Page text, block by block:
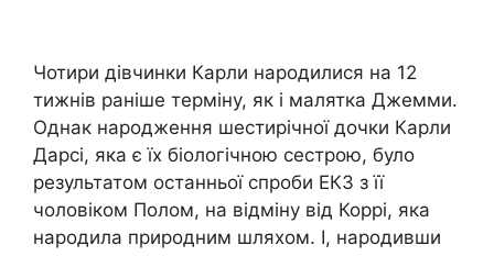
Чотири дівчинки Карли народилися на 12
тижнів раніше терміну, як і малятка Джемми.
Однак народження шестирічної дочки Карли
Дарсі, яка є їх біологічною сестрою, було
результатом останньої спроби ЕКЗ з її
чоловіком Полом, на відміну від Коррі, яка
народила природним шляхом. І, народивши